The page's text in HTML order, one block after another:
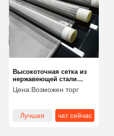
Высокоточная сетка из
нержавеющей стали
высокая прочность
сетка для печати на
Цена:Возможен торг
Лучшая
чат сейчас